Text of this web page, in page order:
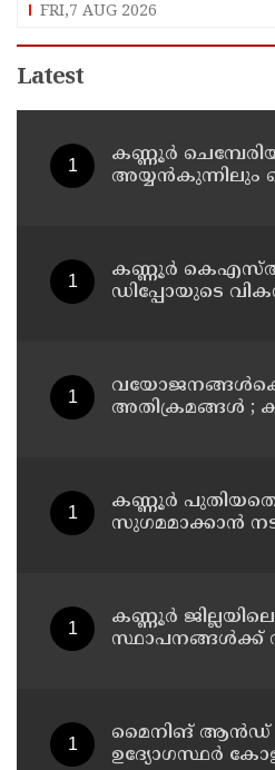
FRI,7 AUG 2026
Latest
കണ്ണൂർ
അയ്യൻകുന്നിലും
കണ്ണൂർ
ഡിപ്പോയുടെ
അതിക്രമങ്ങൾ ;
കണ്ണൂർ
സുഗമമാക്കാന്‍
കണ്ണൂർ ജില്ലയിലെ
സ്ഥാപനങ്ങള്‍ക്ക്
മൈനിങ് ആൻഡ്​
ഉദ്യോഗസ്ഥർ